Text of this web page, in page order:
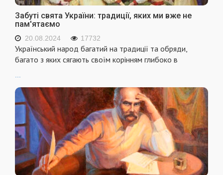
Забуті свята України: традиції, яких ми вже не
пам'ятаємо
20.08.2024 17732
Український народ багатий на традиції та обряди,
багато з яких сягають своїм корінням глибоко в